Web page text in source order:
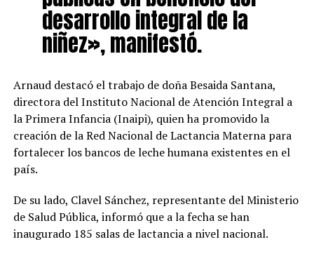
desarrollo integral de la
niñez», manifestó.
Arnaud destacó el trabajo de doña Besaida Santana,
directora del Instituto Nacional de Atención Integral a
la Primera Infancia (Inaipi), quien ha promovido la
creación de la Red Nacional de Lactancia Materna para
fortalecer los bancos de leche humana existentes en el
país.
De su lado, Clavel Sánchez, representante del Ministerio
de Salud Pública, informó que a la fecha se han
inaugurado 185 salas de lactancia a nivel nacional.